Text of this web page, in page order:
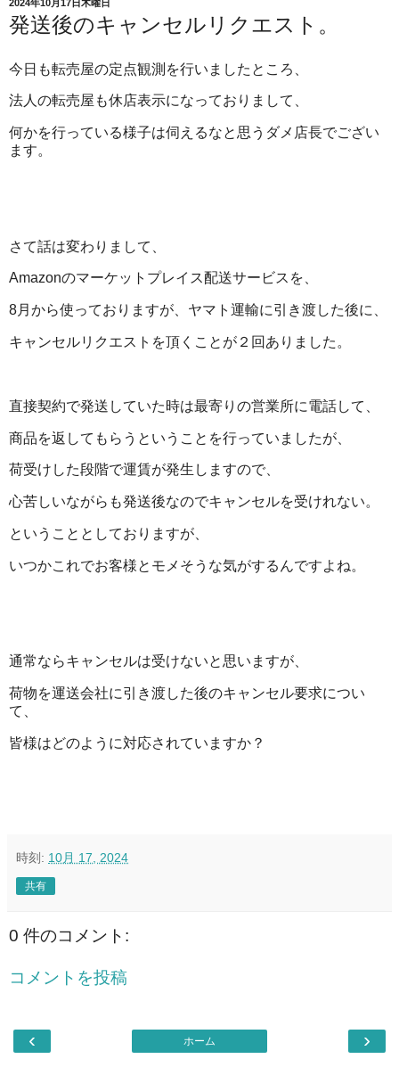
2024年10月17日木曜日
発送後のキャンセルリクエスト。
今日も転売屋の定点観測を行いましたところ、
法人の転売屋も休店表示になっておりまして、
何かを行っている様子は伺えるなと思うダメ店長でござい
ます。
さて話は変わりまして、
Amazonのマーケットプレイス配送サービスを、
8月から使っておりますが、ヤマト運輸に引き渡した後に、
キャンセルリクエストを頂くことが２回ありました。
直接契約で発送していた時は最寄りの営業所に電話して、
商品を返してもらうということを行っていましたが、
荷受けした段階で運賃が発生しますので、
心苦しいながらも発送後なのでキャンセルを受けれない。
ということとしておりますが、
いつかこれでお客様とモメそうな気がするんですよね。
通常ならキャンセルは受けないと思いますが、
荷物を運送会社に引き渡した後のキャンセル要求につい
て、
皆様はどのように対応されていますか？
時刻: 10月 17, 2024
共有
0 件のコメント:
コメントを投稿
‹ ›
ホーム